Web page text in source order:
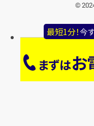
最短1分！今
まずはお
©